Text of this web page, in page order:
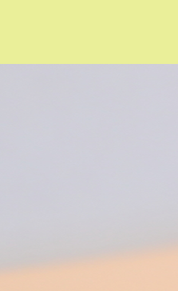
COMP
店舗アクセス